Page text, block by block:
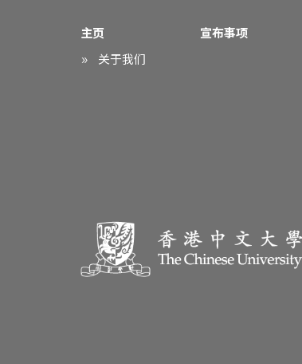
主页
关于我们
宣布事项